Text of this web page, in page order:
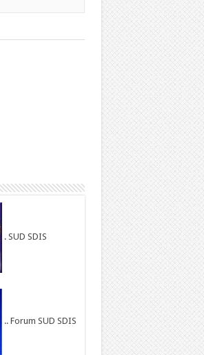
. SUD SDIS
.. Forum SUD SDIS